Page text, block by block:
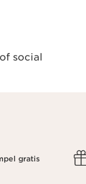
social
gratis